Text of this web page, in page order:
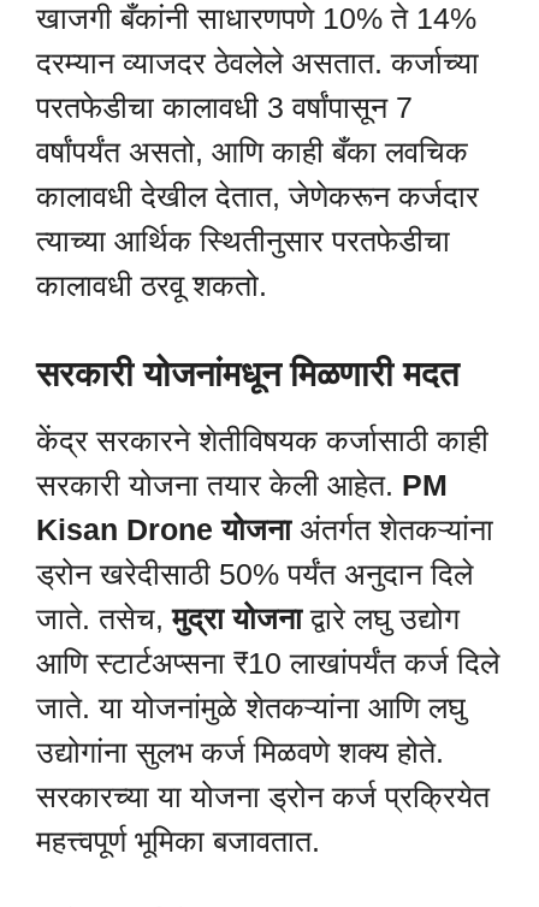
खाजगी बँकांनी साधारणपणे 10% ते 14%
दरम्यान व्याजदर ठेवलेले असतात. कर्जाच्या
परतफेडीचा कालावधी 3 वर्षांपासून 7
वर्षांपर्यंत असतो, आणि काही बँका लवचिक
कालावधी देखील देतात, जेणेकरून कर्जदार
त्याच्या आर्थिक स्थितीनुसार परतफेडीचा
कालावधी ठरवू शकतो.
सरकारी योजनांमधून मिळणारी मदत
केंद्र सरकारने शेतीविषयक कर्जासाठी काही
सरकारी योजना तयार केली आहेत. PM
Kisan Drone योजनाअंतर्गत शेतकऱ्यांना
ड्रोन खरेदीसाठी 50% पर्यंत अनुदान दिले
जाते. तसेच,मुद्रा योजनाद्वारे लघु उद्योग
आणि स्टार्टअप्सना ₹10 लाखांपर्यंत कर्ज दिले
जाते. या योजनांमुळे शेतकऱ्यांना आणि लघु
उद्योगांना सुलभ कर्ज मिळवणे शक्य होते.
सरकारच्या या योजना ड्रोन कर्ज प्रक्रियेत
महत्त्वपूर्ण भूमिका बजावतात.